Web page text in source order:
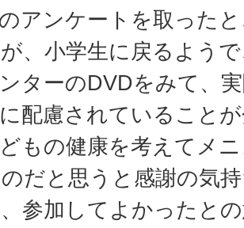
のアンケートを取った
、小学生に戻るよう
ンターのDVDをみて、
配慮されていること
どもの健康を考えてメ
だと思うと感謝の気
参加してよかったと